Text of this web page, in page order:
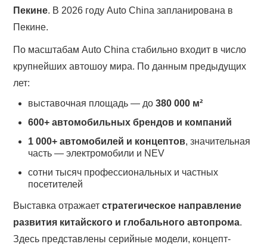
Пекине. В 2026 году Auto China запланирована в
Пекине.
По масштабам Auto China стабильно входит в число
крупнейших автошоу мира. По данным предыдущих
лет:
выставочная площадь — до380 000 м²
600+ автомобильных брендов и компаний
1 000+ автомобилей и концептов, значительная
часть — электромобили и NEV
сотни тысяч профессиональных и частных
посетителей
Выставка отражаетстратегическое направление
развития китайского и глобального автопрома.
Здесь представлены серийные модели, концепт-